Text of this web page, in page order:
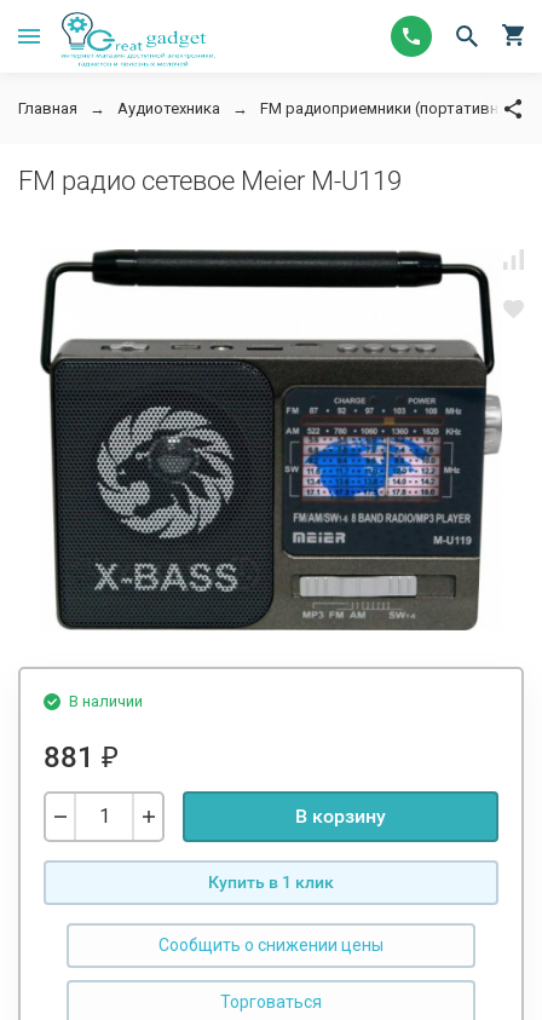
Главная Аудиотехника FM радиоприемники (портативное
FM радио сетевое Meier M-U119
В наличии
881 ₽
В корзину
Купить в 1 клик
Сообщить о снижении цены